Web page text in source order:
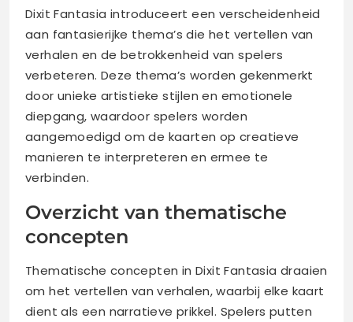
Dixit Fantasia introduceert een verscheidenheid
aan fantasierijke thema’s die het vertellen van
verhalen en de betrokkenheid van spelers
verbeteren. Deze thema’s worden gekenmerkt
door unieke artistieke stijlen en emotionele
diepgang, waardoor spelers worden
aangemoedigd om de kaarten op creatieve
manieren te interpreteren en ermee te
verbinden.
Overzicht van thematische
concepten
Thematische concepten in Dixit Fantasia draaien
om het vertellen van verhalen, waarbij elke kaart
dient als een narratieve prikkel. Spelers putten